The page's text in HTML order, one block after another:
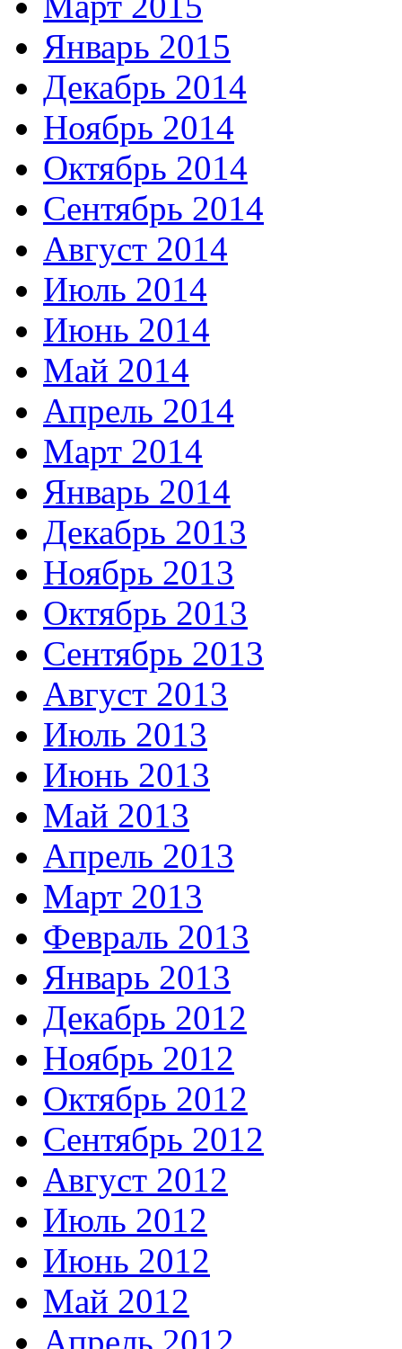
Январь 2015
Декабрь 2014
Ноябрь 2014
Октябрь 2014
Сентябрь 2014
Август 2014
Июль 2014
Июнь 2014
Май 2014
Апрель 2014
Март 2014
Январь 2014
Декабрь 2013
Ноябрь 2013
Октябрь 2013
Сентябрь 2013
Август 2013
Июль 2013
Июнь 2013
Май 2013
Апрель 2013
Март 2013
Февраль 2013
Январь 2013
Декабрь 2012
Ноябрь 2012
Октябрь 2012
Сентябрь 2012
Август 2012
Июль 2012
Июнь 2012
Май 2012